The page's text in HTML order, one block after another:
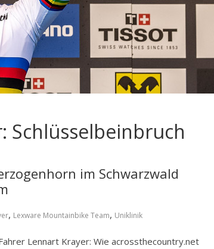
Schlüsselbeinbruch
im Schwarzwald
, Lexware Mountainbike Team, Uniklinik
Lennart Krayer: Wie acrossthecountry.net